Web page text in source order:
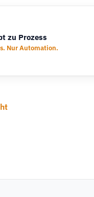
zu Prozess
Nur Automation.